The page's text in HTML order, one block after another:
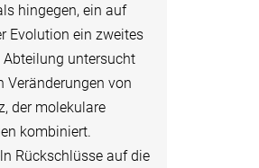
hingegen, ein auf
Evolution ein zweites
Abteilung untersucht
Veränderungen von
der molekulare
kombiniert.
Rückschlüsse auf die